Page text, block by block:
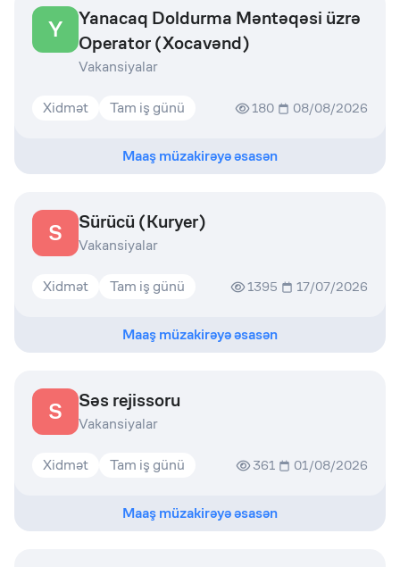
Y
Yanacaq Doldurma Məntəqəsi üzrə
Operator (Xocavənd)
Vakansiyalar
Xidmət Tam iş günü 180 08/08/2026
Maaş müzakirəyə əsasən
S Sürücü (Kuryer)
Vakansiyalar
Xidmət Tam iş günü 1395 17/07/2026
Maaş müzakirəyə əsasən
S Səs rejissoru
Vakansiyalar
Xidmət Tam iş günü 361 01/08/2026
Maaş müzakirəyə əsasən